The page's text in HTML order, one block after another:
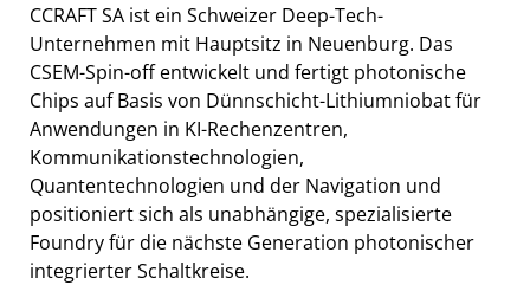
CCRAFT SA ist ein Schweizer Deep-Tech-
Unternehmen mit Hauptsitz in Neuenburg. Das
CSEM-Spin-off entwickelt und fertigt photonische
Chips auf Basis von Dünnschicht-Lithiumniobat für
Anwendungen in KI-Rechenzentren,
Kommunikationstechnologien,
Quantentechnologien und der Navigation und
positioniert sich als unabhängige, spezialisierte
Foundry für die nächste Generation photonischer
integrierter Schaltkreise.